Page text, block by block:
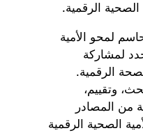
الرقمية.
لمحو الأمية
لمشاركة
الرقمية.
وتقييم،
من المصادر
الصحية الرقمية